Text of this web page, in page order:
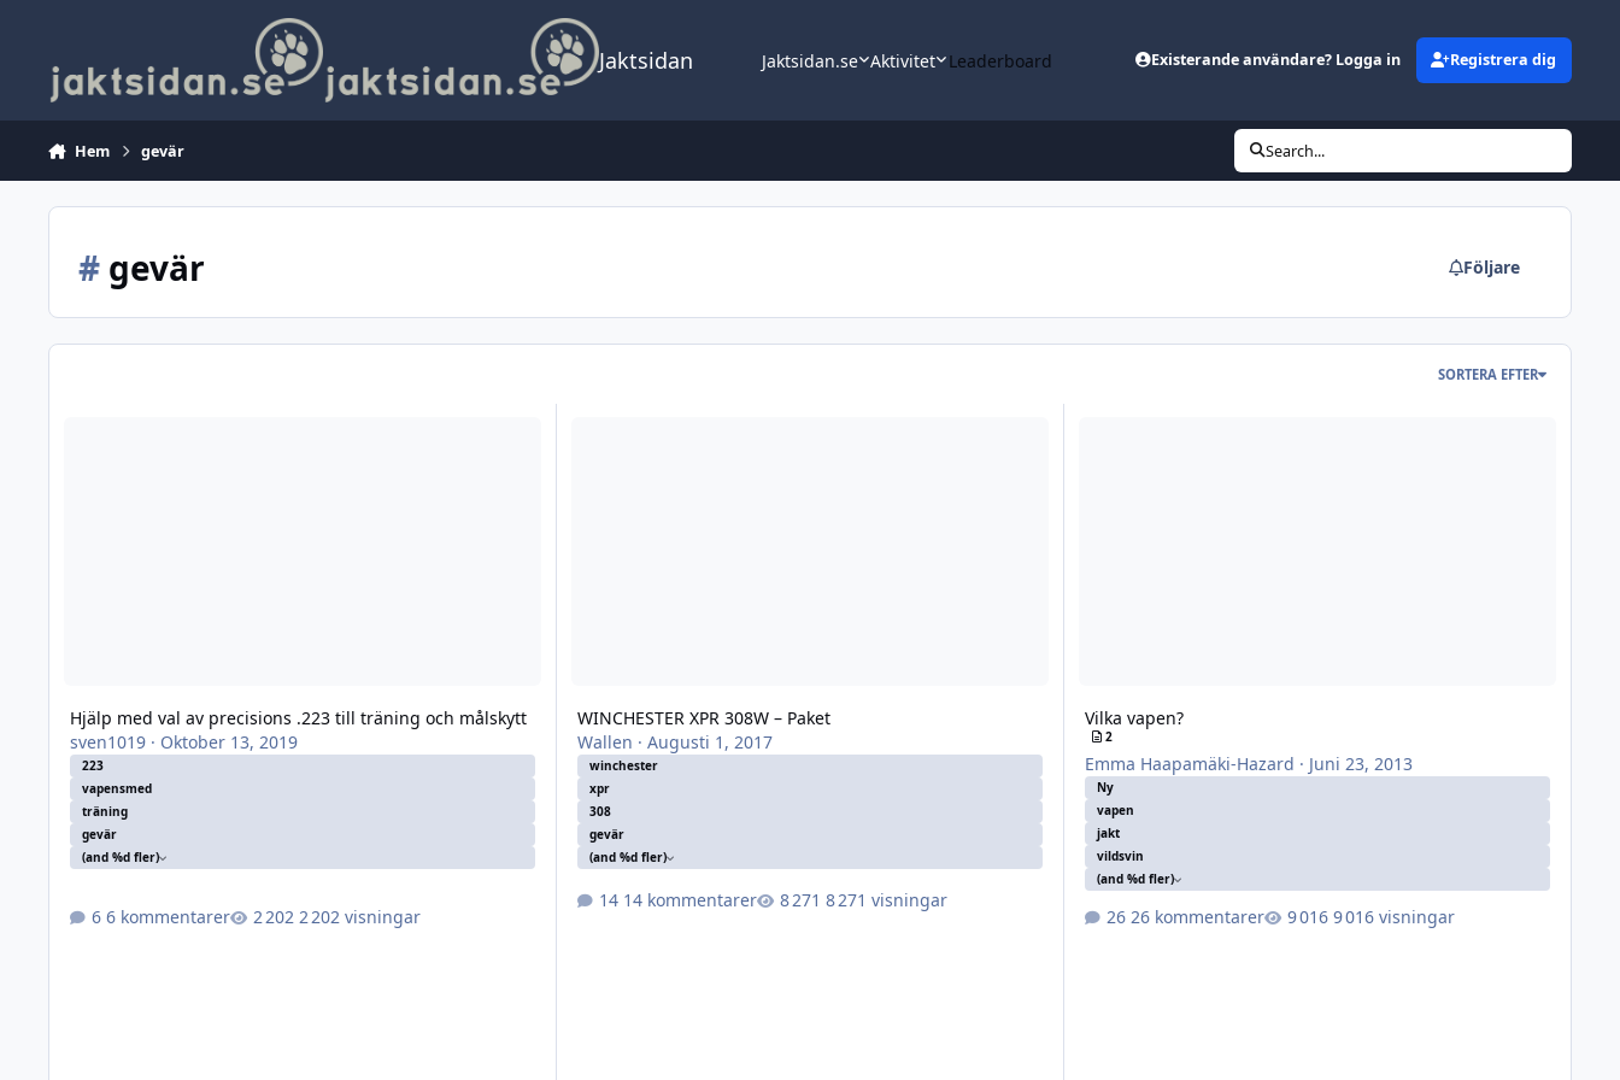
Jaktsidan Jaktsidan.se Aktivitet Leaderboard Existerande användare? Logga in Registrera dig
Hem gevär Search...
#gevär Följare
SORTERA EFTER
Hjälp med val av precisions .223 till träning och målskytt
sven1019· Oktober 13, 2019
223
vapensmed
träning
gevär
(and %d fler)
6 kommentarer 2 202 visningar
WINCHESTER XPR 308W – Paket
Wallen · Augusti 1, 2017
winchester
xpr
308
gevär
(and %d fler)
14 kommentarer 8 271 visningar
Vilka vapen?
2
Emma Haapamäki-Hazard · Juni 23, 2013
Ny
vapen
jakt
vildsvin
(and %d fler)
26 kommentarer 9 016 visningar